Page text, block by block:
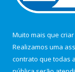
Muito mais que
Realizamos uma
contrato que todas